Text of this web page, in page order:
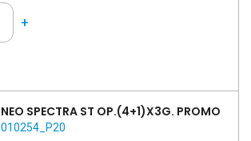
+
NEO SPECTRA ST OP.(4+1)X3G. PROMO
010254_P20